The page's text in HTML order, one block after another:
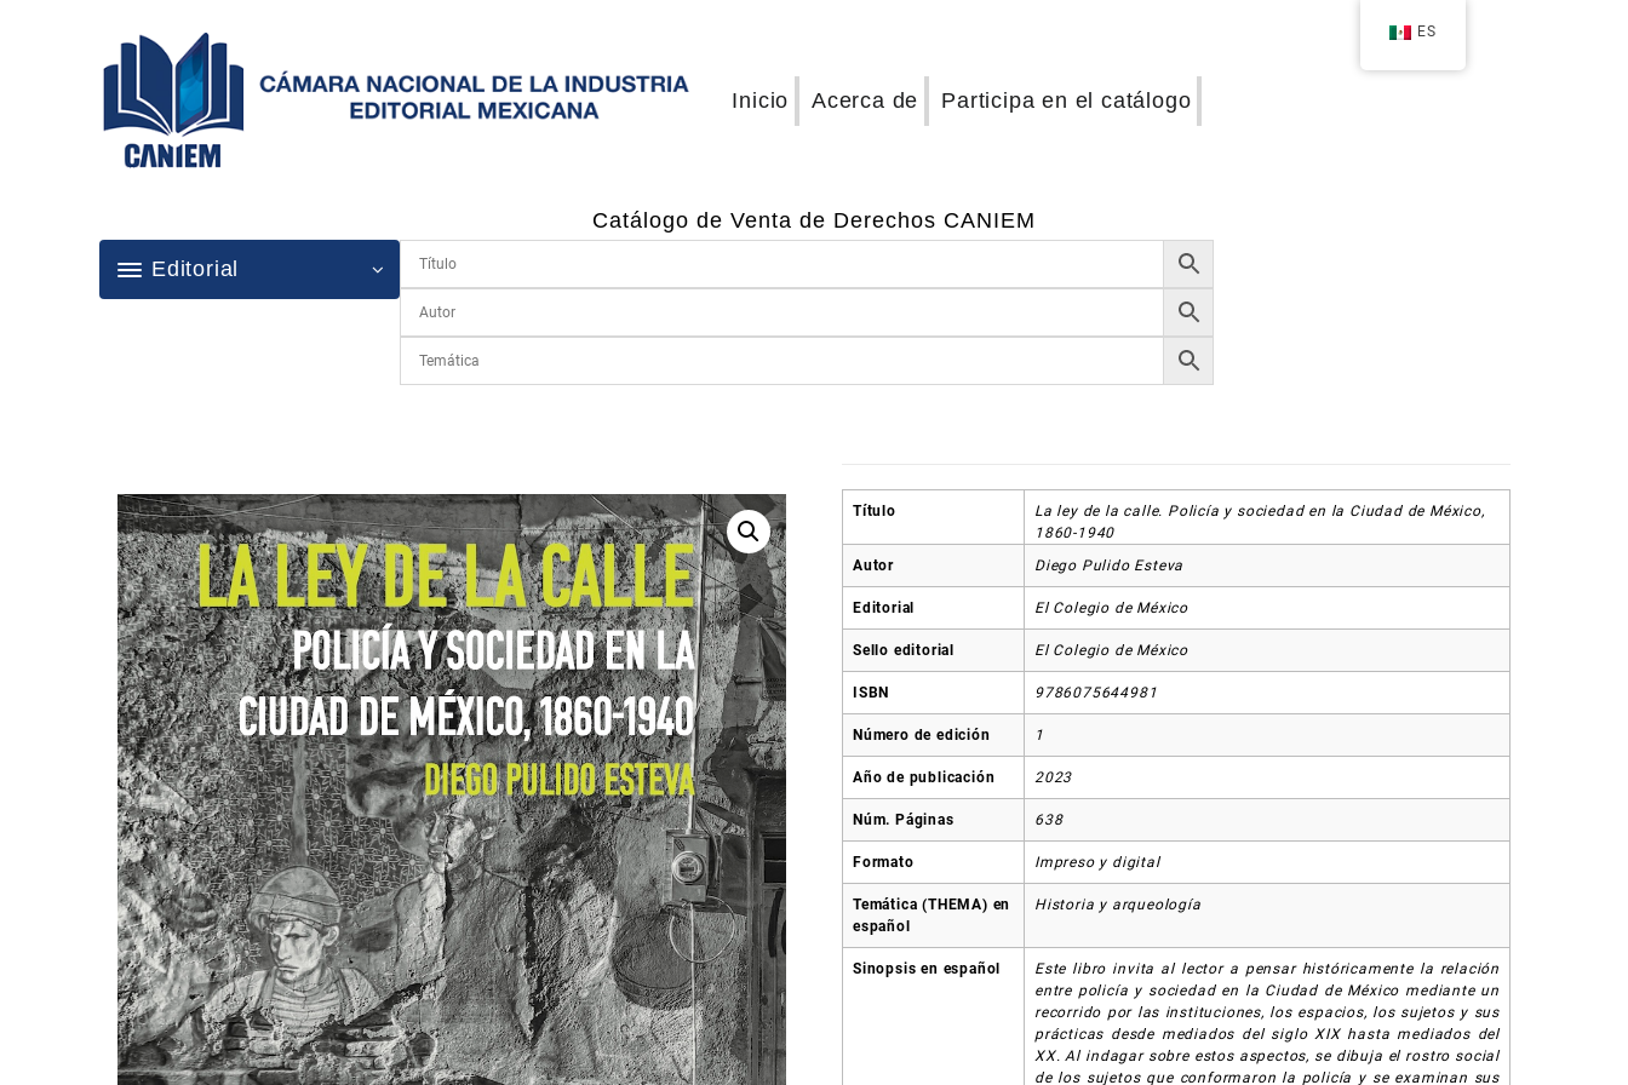
Inicio Acerca de Participa en el catálogo
Catálogo de Venta de Derechos CANIEM
Editorial
Título
La ley de la calle. Policía y sociedad en la Ciudad de México,
1860-1940
Autor
Diego Pulido Esteva
Editorial El Colegio de México
Sello editorial El Colegio de México
ISBN 9786075644981
Número de edición 1
Año de publicación 2023
Núm. Páginas 638
Formato Impreso y digital
Temática (THEMA) en
español
Historia y arqueología
Sinopsis en español
Este libro invita al lector a pensar históricamente la relación
entre policía y sociedad en la Ciudad de México mediante un
recorrido por las instituciones, los espacios, los sujetos y sus
prácticas desde mediados del siglo XIX hasta mediados del
XX. Al indagar sobre estos aspectos, se dibuja el rostro social
de los sujetos que conformaron la policía y se examinan sus
ES